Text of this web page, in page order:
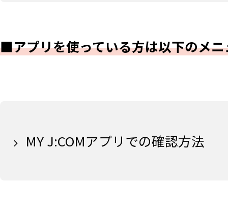
■アプリを使っている方は以下のメ
MY J:COMアプリでの確認方法